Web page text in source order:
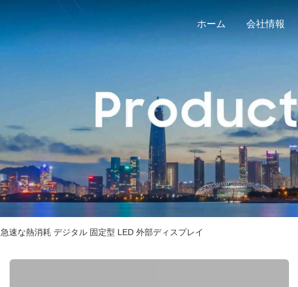
ホーム 会社情報
急速な熱消耗 デジタル 固定型 LED 外部ディスプレイ